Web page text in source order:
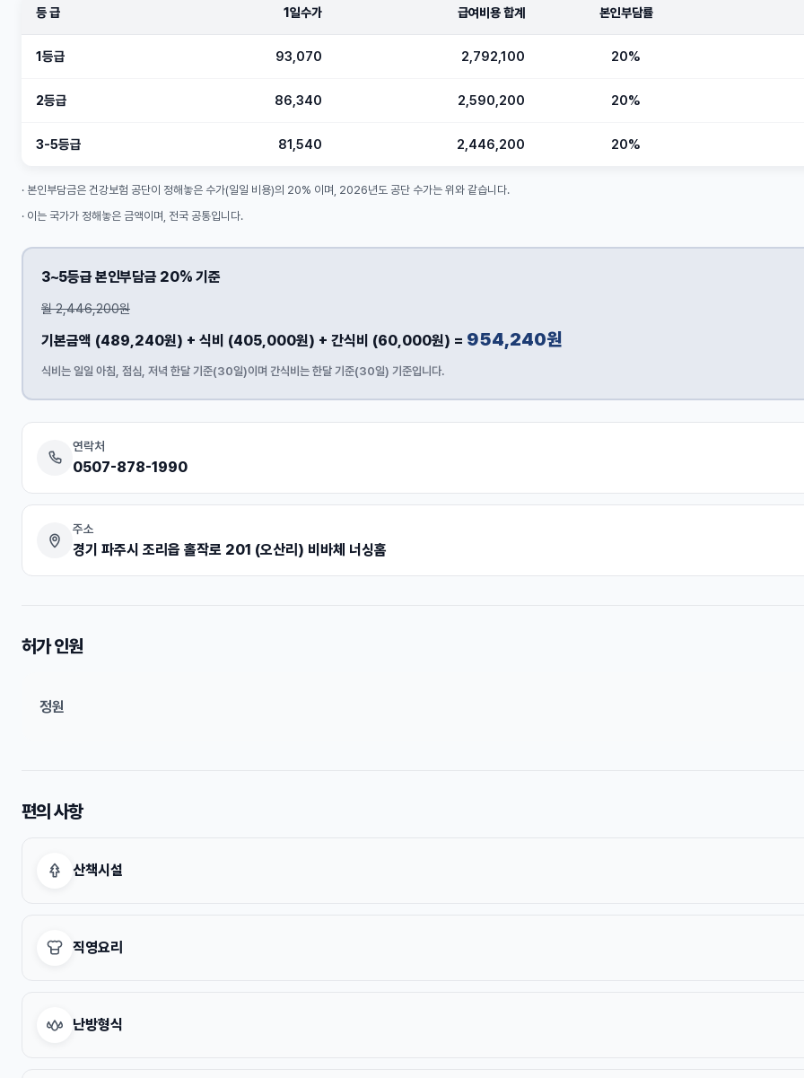
등 급 1일수가 급여비용 합계 본인부담률
1등급 93,070 2,792,100 20%
2등급 86,340 2,590,200 20%
3-5등급 81,540 2,446,200 20%
· 본인부담금은 건강보험 공단이 정해놓은 수가(일일 비용)의 20% 이며, 2026년도 공단 수가는 위와 같습니다.
· 이는 국가가 정해놓은 금액이며, 전국 공통입니다.
3~5등급 본인부담금 20% 기준
월 2,446,200원
기본금액 (489,240원) + 식비 (405,000원) + 간식비 (60,000원) = 954,240원
식비는 일일 아침, 점심, 저녁 한달 기준(30일)이며 간식비는 한달 기준(30일) 기준입니다.
연락처
0507-878-1990
주소
경기 파주시 조리읍 홀작로 201 (오산리) 비바체 너싱홈
허가 인원
정원
편의 사항
산책시설
직영요리
난방형식